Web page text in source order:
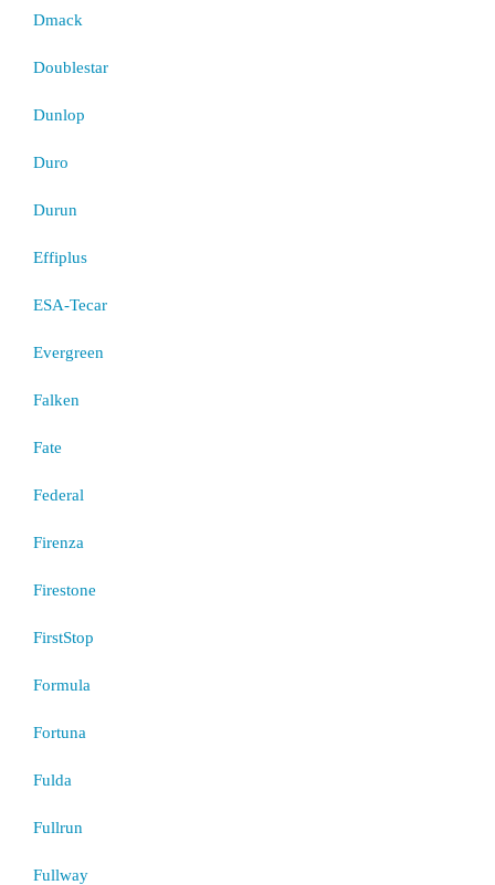
Dmack
Doublestar
Dunlop
Duro
Durun
Effiplus
ESA-Tecar
Evergreen
Falken
Fate
Federal
Firenza
Firestone
FirstStop
Formula
Fortuna
Fulda
Fullrun
Fullway